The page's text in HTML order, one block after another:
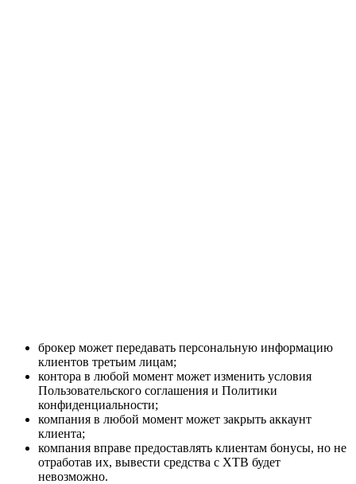
брокер может передавать персональную информацию
клиентов третьим лицам;
контора в любой момент может изменить условия
Пользовательского соглашения и Политики
конфиденциальности;
компания в любой момент может закрыть аккаунт
клиента;
компания вправе предоставлять клиентам бонусы, но не
отработав их, вывести средства с XTB будет
невозможно.